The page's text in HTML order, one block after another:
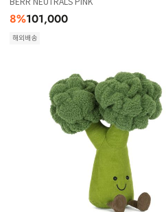
8%101,000
해외배송